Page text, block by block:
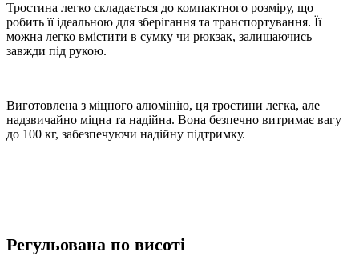
Тростина легко складається до компактного розміру, що
робить її ідеальною для зберігання та транспортування. Її
можна легко вмістити в сумку чи рюкзак, залишаючись
завжди під рукою.
Виготовлена з міцного алюмінію, ця тростини легка, але
надзвичайно міцна та надійна. Вона безпечно витримає вагу
до 100 кг, забезпечуючи надійну підтримку.
Регульована по висоті